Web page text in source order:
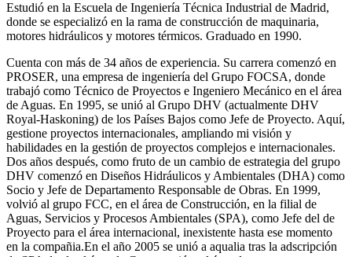
Estudió en la Escuela de Ingeniería Técnica Industrial de Madrid,
donde se especializó en la rama de construcción de maquinaria,
motores hidráulicos y motores térmicos. Graduado en 1990.
Cuenta con más de 34 años de experiencia. Su carrera comenzó en
PROSER, una empresa de ingeniería del Grupo FOCSA, donde
trabajó como Técnico de Proyectos e Ingeniero Mecánico en el área
de Aguas. En 1995, se unió al Grupo DHV (actualmente DHV
Royal-Haskoning) de los Países Bajos como Jefe de Proyecto. Aquí,
gestione proyectos internacionales, ampliando mi visión y
habilidades en la gestión de proyectos complejos e internacionales.
Dos años después, como fruto de un cambio de estrategia del grupo
DHV comenzó en Diseños Hidráulicos y Ambientales (DHA) como
Socio y Jefe de Departamento Responsable de Obras. En 1999,
volvió al grupo FCC, en el área de Construcción, en la filial de
Aguas, Servicios y Procesos Ambientales (SPA), como Jefe del de
Proyecto para el área internacional, inexistente hasta ese momento
en la compañia.En el año 2005 se unió a aqualia tras la adscripción